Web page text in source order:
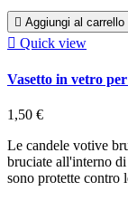
 Aggiungi al carrello
 Quick view
Vasetto in vetro
1,50 €
Le candele votive
bruciate all'interno
sono protette contro